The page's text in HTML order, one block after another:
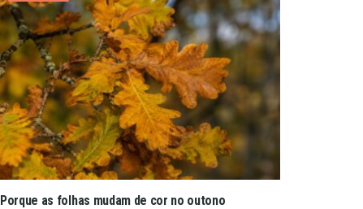
Porque as folhas mudam de cor no outono